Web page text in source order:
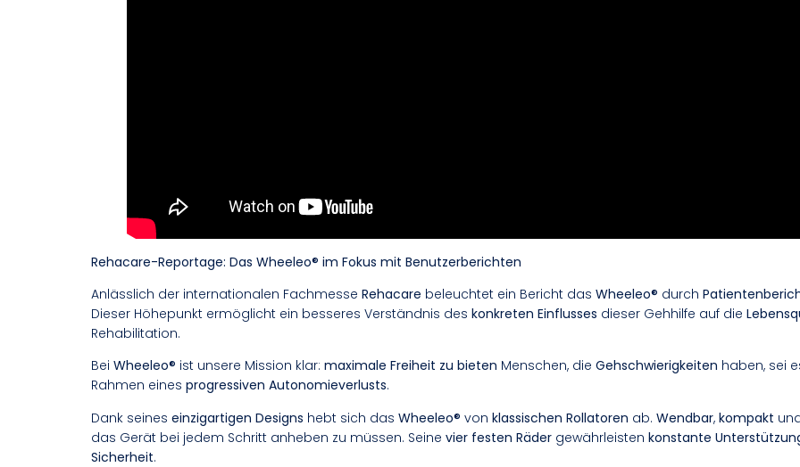
Rehacare-Reportage: Das Wheeleo® im Fokus mit Benutzerberichten
Anlässlich der internationalen Fachmesse Rehacare beleuchtet ein Bericht das Wheeleo® durch
Dieser Höhepunkt ermöglicht ein besseres Verständnis des konkreten Einflusses dieser Gehhilfe auf die
Rehabilitation.
Bei Wheeleo® ist unsere Mission klar: maximale Freiheit zu bieten Menschen, die Gehschwierigkeiten haben, sei
Rahmen eines progressiven Autonomieverlusts.
Dank seines einzigartigen Designs hebt sich das Wheeleo® von klassischen Rollatoren ab. Wendbar, kompakt
das Gerät bei jedem Schritt anheben zu müssen. Seine vier festen Räder gewährleisten konstante
Sicherheit.